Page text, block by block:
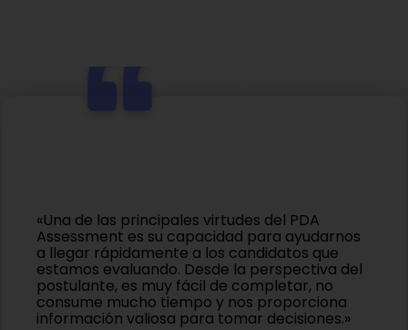
«Una de las principales virtudes del PDA
Assessment es su capacidad para ayudarnos
a llegar rápidamente a los candidatos que
estamos evaluando. Desde la perspectiva del
postulante, es muy fácil de completar, no
consume mucho tiempo y nos proporciona
información valiosa para tomar decisiones.»